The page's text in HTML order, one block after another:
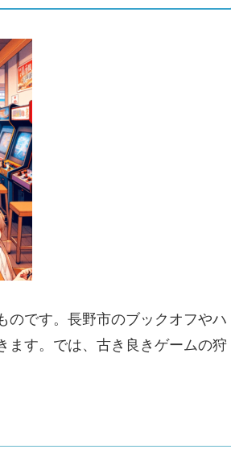
のです。長野市のブックオフやハ
ます。では、古き良きゲームの狩